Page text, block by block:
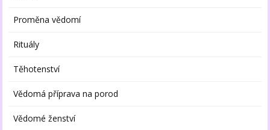
Proměna vědomí
Rituály
Těhotenství
Vědomá příprava na porod
Vědomé ženství